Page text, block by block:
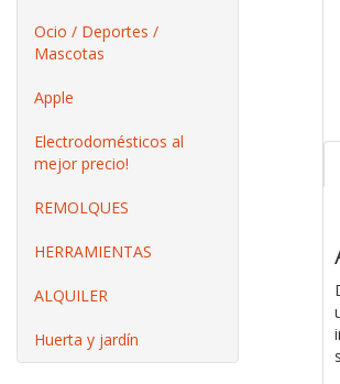
Ocio / Deportes /
Mascotas
Apple
Electrodomésticos al
mejor precio!
REMOLQUES
HERRAMIENTAS
ALQUILER
Huerta y jardín